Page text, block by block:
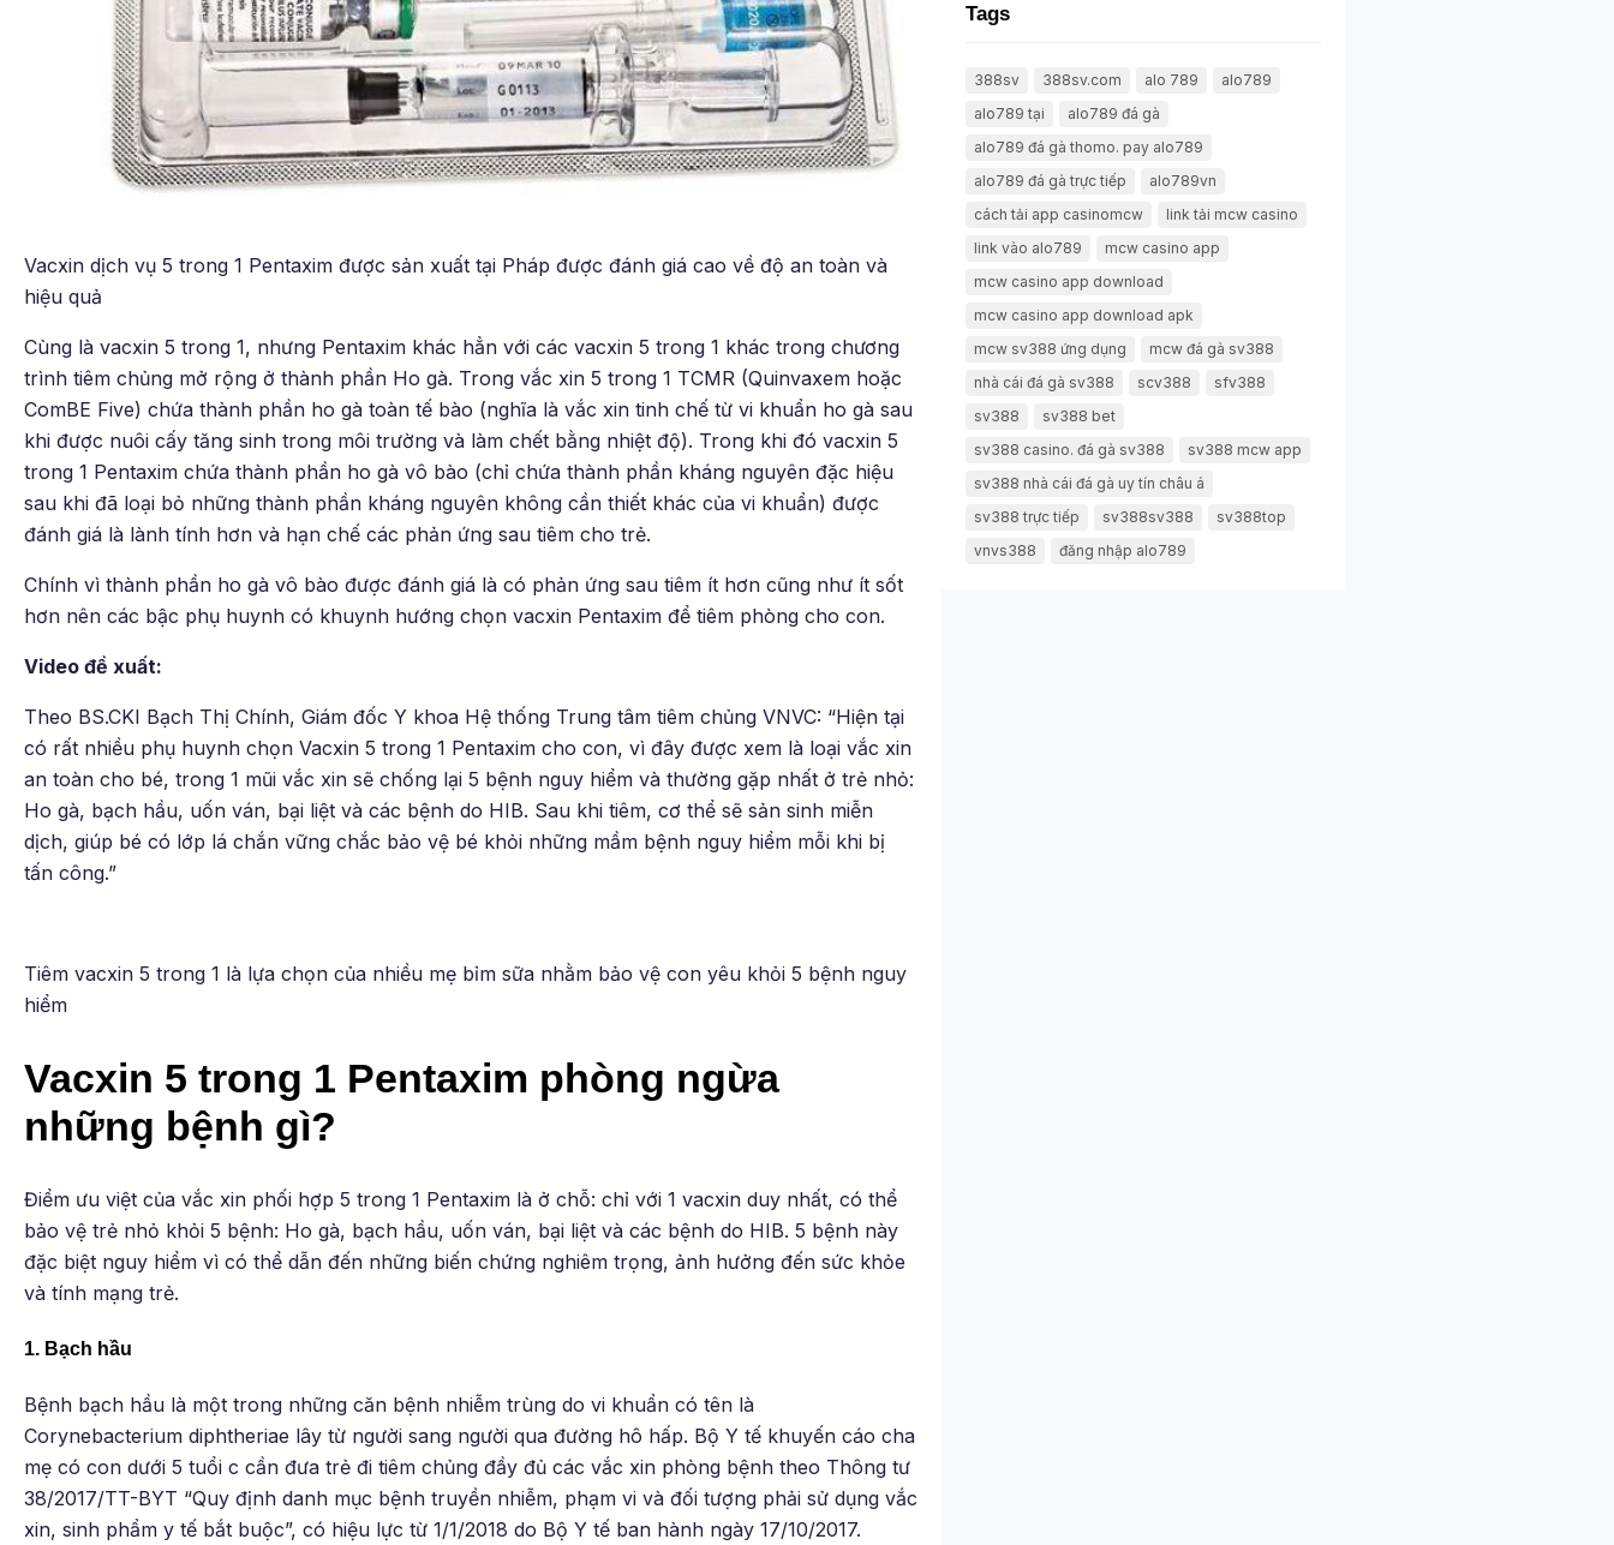
Vacxin dịch vụ 5 trong 1 Pentaxim được sản xuất tại Pháp được đánh giá cao về độ an toàn và
hiệu quả
Cùng là vacxin 5 trong 1, nhưng Pentaxim khác hẳn với các vacxin 5 trong 1 khác trong chương
trình tiêm chủng mở rộng ở thành phần Ho gà. Trong vắc xin 5 trong 1 TCMR (Quinvaxem hoặc
ComBE Five) chứa thành phần ho gà toàn tế bào (nghĩa là vắc xin tinh chế từ vi khuẩn ho gà sau
khi được nuôi cấy tăng sinh trong môi trường và làm chết bằng nhiệt độ). Trong khi đó vacxin 5
trong 1 Pentaxim chứa thành phần ho gà vô bào (chỉ chứa thành phần kháng nguyên đặc hiệu
sau khi đã loại bỏ những thành phần kháng nguyên không cần thiết khác của vi khuẩn) được
đánh giá là lành tính hơn và hạn chế các phản ứng sau tiêm cho trẻ.
Chính vì thành phần ho gà vô bào được đánh giá là có phản ứng sau tiêm ít hơn cũng như ít sốt
hơn nên các bậc phụ huynh có khuynh hướng chọn vacxin Pentaxim để tiêm phòng cho con.
Video đề xuất:
Theo BS.CKI Bạch Thị Chính, Giám đốc Y khoa Hệ thống Trung tâm tiêm chủng VNVC: “Hiện tại
có rất nhiều phụ huynh chọn Vacxin 5 trong 1 Pentaxim cho con, vì đây được xem là loại vắc xin
an toàn cho bé, trong 1 mũi vắc xin sẽ chống lại 5 bệnh nguy hiểm và thường gặp nhất ở trẻ nhỏ:
Ho gà, bạch hầu, uốn ván, bại liệt và các bệnh do HIB. Sau khi tiêm, cơ thể sẽ sản sinh miễn
dịch, giúp bé có lớp lá chắn vững chắc bảo vệ bé khỏi những mầm bệnh nguy hiểm mỗi khi bị
tấn công.”
Tiêm vacxin 5 trong 1 là lựa chọn của nhiều mẹ bỉm sữa nhằm bảo vệ con yêu khỏi 5 bệnh nguy
hiểm
Vacxin 5 trong 1 Pentaxim phòng ngừa
những bệnh gì?
Điểm ưu việt của vắc xin phối hợp 5 trong 1 Pentaxim là ở chỗ: chỉ với 1 vacxin duy nhất, có thể
bảo vệ trẻ nhỏ khỏi 5 bệnh: Ho gà, bạch hầu, uốn ván, bại liệt và các bệnh do HIB. 5 bệnh này
đặc biệt nguy hiểm vì có thể dẫn đến những biến chứng nghiêm trọng, ảnh hưởng đến sức khỏe
và tính mạng trẻ.
1. Bạch hầu
Bệnh bạch hầu là một trong những căn bệnh nhiễm trùng do vi khuẩn có tên là
Corynebacterium diphtheriae lây từ người sang người qua đường hô hấp. Bộ Y tế khuyến cáo cha
mẹ có con dưới 5 tuổi c cần đưa trẻ đi tiêm chủng đầy đủ các vắc xin phòng bệnh theo Thông tư
38/2017/TT-BYT “Quy định danh mục bệnh truyền nhiễm, phạm vi và đối tượng phải sử dụng vắc
xin, sinh phẩm y tế bắt buộc”, có hiệu lực từ 1/1/2018 do Bộ Y tế ban hành ngày 17/10/2017.
Tags
388sv 388sv.com alo 789
alo789
alo789 tại
alo789 đá gà
alo789 đá gà thomo. pay alo789
alo789 đá gà trực tiếp
alo789vn
cách tải app casinomcw
link tải mcw casino
link vào alo789
mcw casino app
mcw casino app download
mcw casino app download apk
mcw sv388 ứng dụng
mcw đá gà sv388
nhà cái đá gà sv388
scv388
sfv388
sv388
sv388 bet
sv388 casino. đá gà sv388
sv388 mcw app
sv388 nhà cái đá gà uy tín châu á
sv388 trực tiếp
sv388sv388
sv388top
vnvs388
đăng nhập alo789